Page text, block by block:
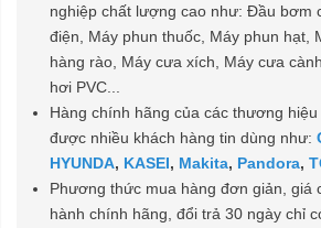
nghiệp chất lượng cao như: Đầu bơm
điện, Máy phun thuốc, Máy phun hạt,
hàng rào, Máy cưa xích, Máy cưa
hơi PVC...
Hàng chính hãng của các thương
được nhiều khách hàng tin dùng như:
HYUNDA, KASEI, Makita, Pandora,
Phương thức mua hàng đơn giản, giá
hành chính hãng, đổi trả 30 ngày chỉ